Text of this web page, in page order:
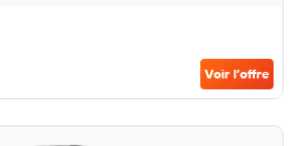
Voir l’offre